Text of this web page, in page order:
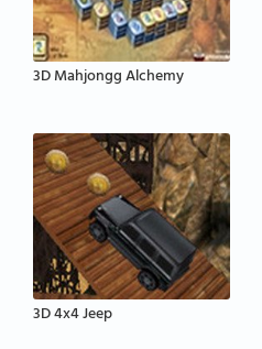
3D Mahjongg Alchemy
3D 4x4 Jeep